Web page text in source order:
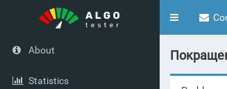
Toggle
About
Statistics